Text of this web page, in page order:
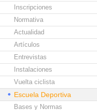
Inscripciones
Normativa
Actualidad
Artículos
Entrevistas
Instalaciones
Vuelta ciclista
Escuela Deportiva
Bases y Normas